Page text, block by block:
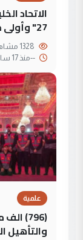
الاتحاد
27" وأولى مواجهات العراق
--منذ 17 ساعة
علمية
(796)
والتأهيل